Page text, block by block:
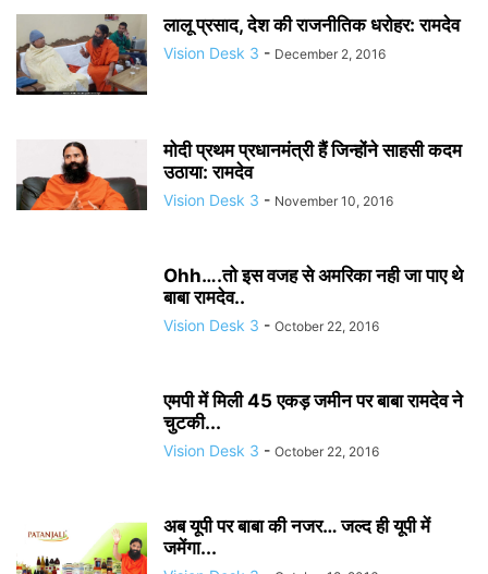
लालू प्रसाद, देश की राजनीतिक धरोहर: रामदेव
Vision Desk 3 - December 2, 2016
मोदी प्रथम प्रधानमंत्री हैं जिन्होंने साहसी कदम
उठाया: रामदेव
Vision Desk 3 - November 10, 2016
Ohh….तो इस वजह से अमरिका नही जा पाए थे
बाबा रामदेव..
Vision Desk 3 - October 22, 2016
एमपी में मिली 45 एकड़ जमीन पर बाबा रामदेव ने
चुटकी...
Vision Desk 3 - October 22, 2016
अब यूपी पर बाबा की नजर… जल्द ही यूपी में
जमेंगा...